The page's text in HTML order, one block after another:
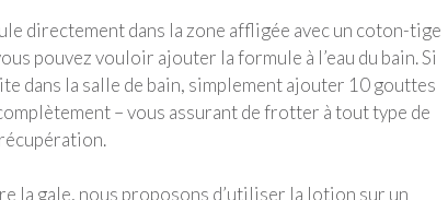
directement dans la zone affligée avec un coton-tige
pouvez vouloir ajouter la formule à l’eau du bain. Si
dans la salle de bain, simplement ajouter 10 gouttes
– vous assurant de frotter à tout type de
la gale, nous proposons d’utiliser la lotion sur un